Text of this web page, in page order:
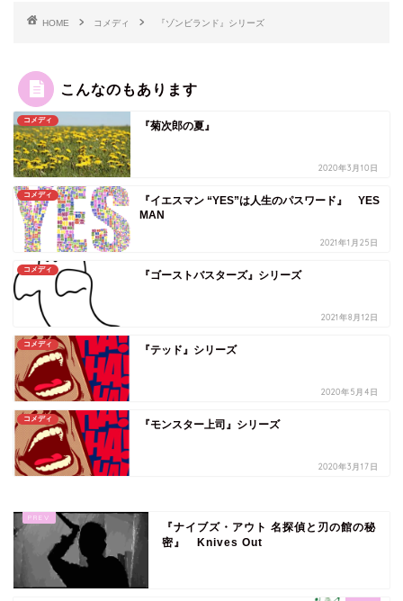
HOME コメディ 『ゾンビランド』シリーズ
こんなのもあります
コメディ 『菊次郎の夏』
2020年3月10日
コメディ
『イエスマン “YES”は人生のパスワード』 YES
MAN
2021年1月25日
コメディ 『ゴーストバスターズ』シリーズ
2021年8月12日
コメディ 『テッド』シリーズ
2020年5月4日
コメディ 『モンスター上司』シリーズ
2020年3月17日
『ナイブズ・アウト 名探偵と刃の館の秘
密』 Knives Out